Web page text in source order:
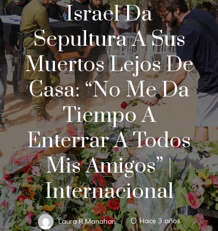
Israel Da
Sepultura A Sus
Muertos Lejos De
Casa: “No Me Da
Tiempo A
Enterrar A Todos
Mis Amigos” |
Internacional
Laura R Manahan Hace 3 años